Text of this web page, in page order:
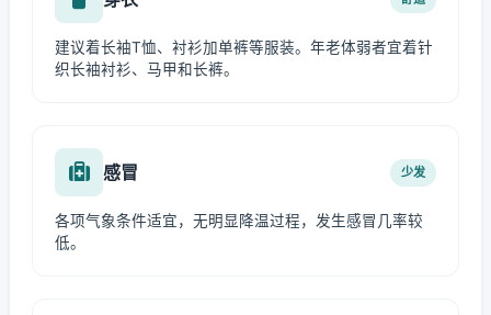
建议着长袖T恤、衬衫加单裤等服装。年老体弱者宜着针
织长袖衬衫、马甲和长裤。
感冒 少发
各项气象条件适宜，无明显降温过程，发生感冒几率较
低。